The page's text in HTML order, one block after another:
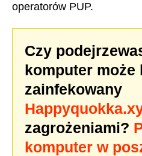
operatorów PUP.
Czy
komputer może
zainfekowany
zagrożeniami?
komputer w